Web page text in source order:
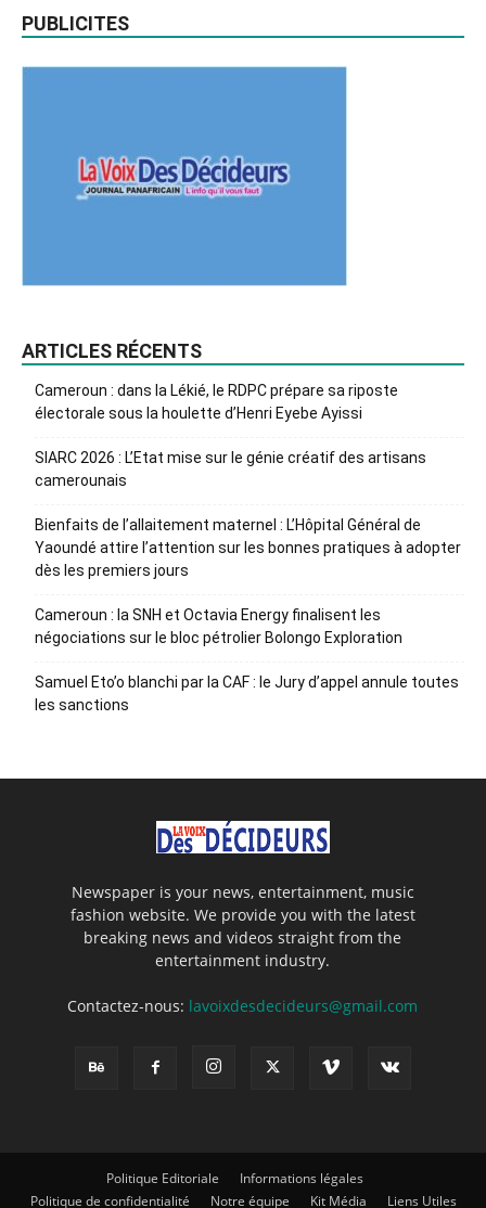
PUBLICITES
ARTICLES RÉCENTS
Cameroun : dans la Lékié, le RDPC prépare sa riposte
électorale sous la houlette d’Henri Eyebe Ayissi
SIARC 2026 : L’Etat mise sur le génie créatif des artisans
camerounais
Bienfaits de l’allaitement maternel : L’Hôpital Général de
Yaoundé attire l’attention sur les bonnes pratiques à adopter
dès les premiers jours
Cameroun : la SNH et Octavia Energy finalisent les
négociations sur le bloc pétrolier Bolongo Exploration
Samuel Eto’o blanchi par la CAF : le Jury d’appel annule toutes
les sanctions
Newspaper is your news, entertainment, music
fashion website. We provide you with the latest
breaking news and videos straight from the
entertainment industry.
Contactez-nous: lavoixdesdecideurs@gmail.com
Politique Editoriale
Informations légales
Politique de confidentialité
Notre équipe Kit Média Liens Utiles